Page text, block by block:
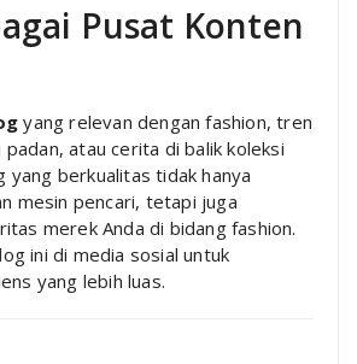
Pusat Konten
yang relevan dengan fashion, tren
atau cerita di balik koleksi
yang berkualitas tidak hanya
mesin pencari, tetapi juga
merek Anda di bidang fashion.
ini di media sosial untuk
yang lebih luas.